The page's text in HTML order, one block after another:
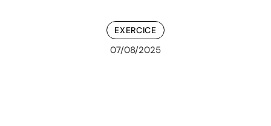
EXERCICE
07/08/2025